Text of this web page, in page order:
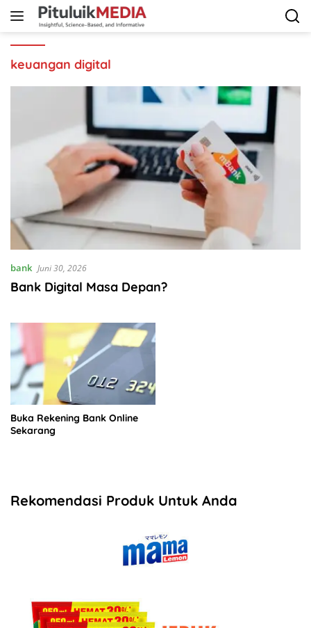
Langsung
keuangan digital
bank Juni 30, 2026
Bank Digital Masa Depan?
Buka Rekening Bank Online
Sekarang
Rekomendasi Produk Untuk Anda